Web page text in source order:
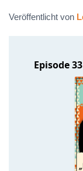
Veröffentlicht von